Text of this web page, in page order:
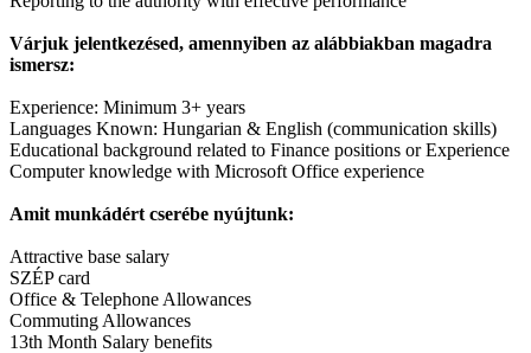
Várjuk jelentkezésed, amennyiben az alábbiakban magadra
ismersz:
Experience: Minimum 3+ years
Languages Known: Hungarian & English (communication skills)
Educational background related to Finance positions or Experience
Computer knowledge with Microsoft Office experience
Amit munkádért cserébe nyújtunk:
Attractive base salary
SZÉP card
Office & Telephone Allowances
Commuting Allowances
13th Month Salary benefits